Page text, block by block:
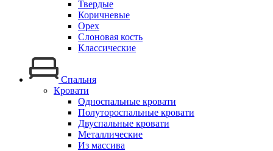
Твердые
Коричневые
Орех
Слоновая кость
Классические
Спальня
Кровати
Односпальные кровати
Полутороспальные кровати
Двуспальные кровати
Металлические
Из массива